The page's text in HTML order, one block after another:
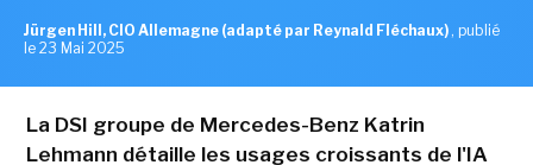
Jürgen Hill, CIO Allemagne (adapté par Reynald Fléchaux) , publié
le 23 Mai 2025
La DSI groupe de Mercedes-Benz Katrin
Lehmann détaille les usages croissants de l'IA